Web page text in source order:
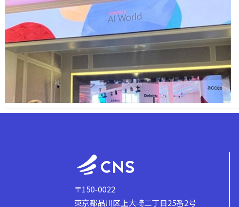
〒150-0022
東京都品川区上大崎二丁目25番2号